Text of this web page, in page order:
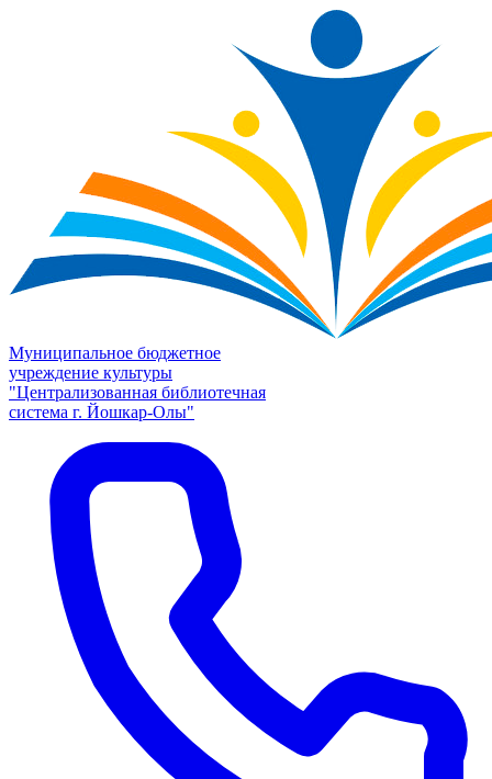
Муниципальное бюджетное
учреждение культуры
"Централизованная библиотечная
система г. Йошкар-Олы"